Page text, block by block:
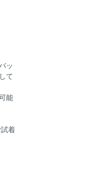
ッ
て
能
着